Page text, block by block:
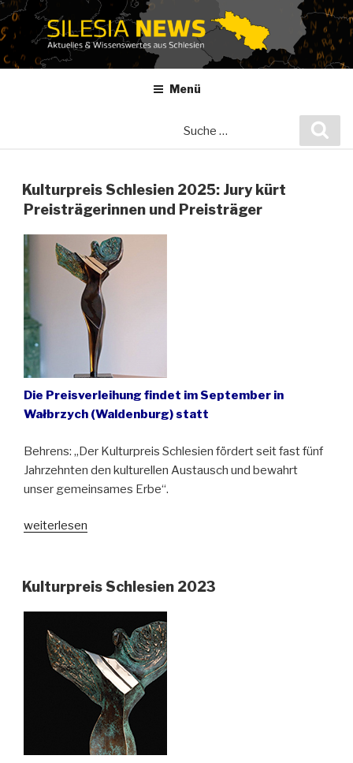
Zum
Inhalt
springen
Menü
Kulturpreis Schlesien 2025: Jury kürt
Preisträgerinnen und Preisträger
Die Preisverleihung findet im September in
Wałbrzych (Waldenburg) statt
Behrens: „Der Kulturpreis Schlesien fördert seit fast fünf
Jahrzehnten den kulturellen Austausch und bewahrt
unser gemeinsames Erbe“.
„Kulturpreis
Jury
Preisträger“
weiterlesen
Kulturpreis Schlesien 2023